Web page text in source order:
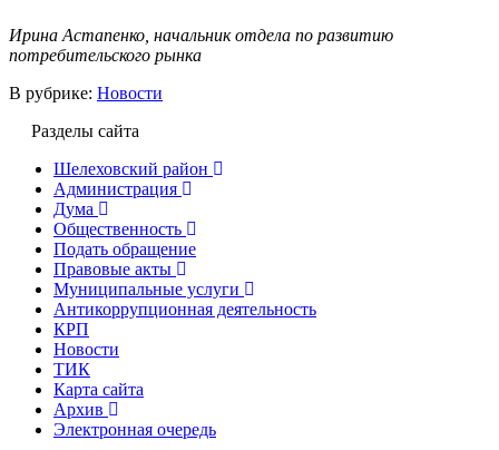
Ирина Астапенко, начальник отдела по развитию
потребительского рынка
В рубрике: Новости
Разделы сайта
Шелеховский район
Администрация
Дума
Общественность
Подать обращение
Правовые акты
Муниципальные услуги
Антикоррупционная деятельность
КРП
Новости
ТИК
Карта сайта
Архив
Электронная очередь